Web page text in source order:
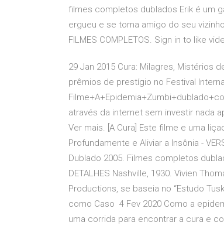
filmes completos dublados Erik é um
ergueu e se torna amigo do seu
FILMES COMPLETOS. Sign in to like
29 Jan 2015 Cura: Milagres, Mistérios
prêmios de prestígio no Festival
através da internet sem investir nada
Ver mais. [A Cura] Este filme e uma
Profundamente e Aliviar a Insônia -
Dublado 2005. Filmes completos
DETALHES Nashville, 1930. Vivien
Productions, se baseia no “Estudo
como Caso 4 Fev 2020 Como a
uma corrida para encontrar a cura e